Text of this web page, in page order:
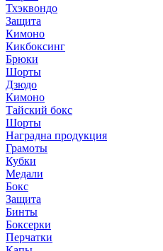
Тхэквондо
Защита
Кимоно
Кикбоксинг
Брюки
Шорты
Дзюдо
Кимоно
Тайский бокс
Шорты
Наградна продукция
Грамоты
Кубки
Медали
Бокс
Защита
Бинты
Боксерки
Перчатки